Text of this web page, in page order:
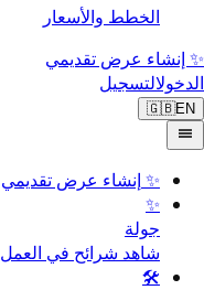
الخطط والأسعار
✨ إنشاء عرض تقديمي
الدخولالتسجيل
🇬🇧EN
✨ إنشاء عرض تقديمي
✨
جولة
شاهد شرائح في العمل
🛠️